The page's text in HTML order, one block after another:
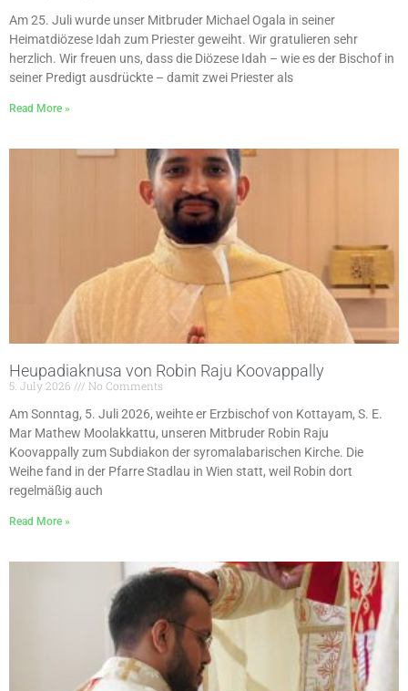
Am 25. Juli wurde unser Mitbruder Michael Ogala in seiner
Heimatdiözese Idah zum Priester geweiht. Wir gratulieren sehr
herzlich. Wir freuen uns, dass die Diözese Idah – wie es der Bischof in
seiner Predigt ausdrückte – damit zwei Priester als
Read More »
Heupadiaknusa von Robin Raju Koovappally
5. July 2026
No Comments
Am Sonntag, 5. Juli 2026, weihte er Erzbischof von Kottayam, S. E.
Mar Mathew Moolakkattu, unseren Mitbruder Robin Raju
Koovappally zum Subdiakon der syromalabarischen Kirche. Die
Weihe fand in der Pfarre Stadlau in Wien statt, weil Robin dort
regelmäßig auch
Read More »